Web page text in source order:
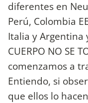
diferentes en
Perú, Colombia
Italia y Argentina
CUERPO NO SE
comenzamos a
Entiendo, si
que ellos lo